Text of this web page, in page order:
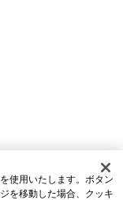
使用いたします。ボタン
を移動した場合、クッキ